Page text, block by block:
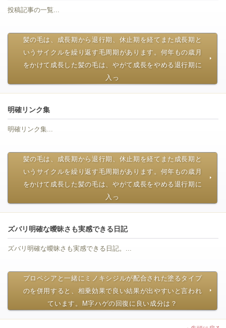
投稿記事の一覧...
髪の毛は、成長期から退行期、休止期を経てまた成長期と
いうサイクルを繰り返す毛周期があります。何年もの歳月
をかけて成長した髪の毛は、やがて成長をやめる退行期に
入っ
明確リンク集
明確リンク集...
髪の毛は、成長期から退行期、休止期を経てまた成長期と
いうサイクルを繰り返す毛周期があります。何年もの歳月
をかけて成長した髪の毛は、やがて成長をやめる退行期に
入っ
ズバリ明確な曖昧さも実感できる日記
ズバリ明確な曖昧さも実感できる日記。...
プロペシアと一緒にミノキシジルが配合された塗るタイプ
のを併用すると、相乗効果で良い結果が出やすいと言われ
ています。M字ハゲの回復に良い成分は？